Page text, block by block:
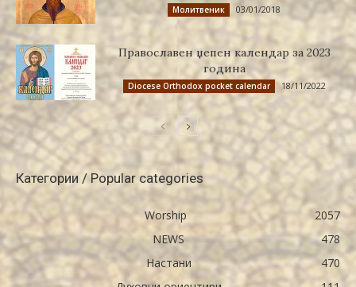
Молитвеник 03/01/2018
Православен џепен календар за 2023
година
Diocese Orthodox pocket calendar 18/11/2022
Категории / Popular categories
Worship
2057
NEWS
478
Настани
470